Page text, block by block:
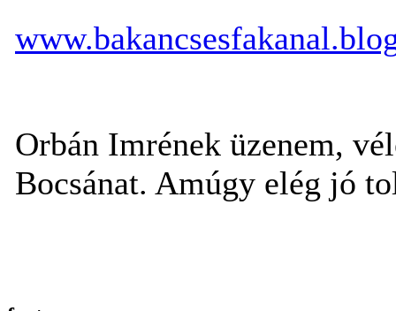
Orbán Imrének üzenem,
Bocsánat. Amúgy elég jó